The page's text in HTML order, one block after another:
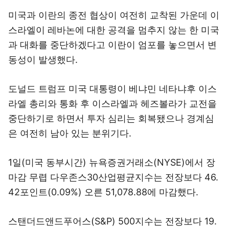
미국과 이란의 종전 협상이 여전히 교착된 가운데 이
스라엘이 레바논에 대한 공격을 멈추지 않는 한 미국
과 대화를 중단하겠다고 이란이 엄포를 놓으면서 변
동성이 발생했다.
도널드 트럼프 미국 대통령이 베냐민 네타냐후 이스
라엘 총리와 통화 후 이스라엘과 헤즈볼라가 교전을
중단하기로 하면서 투자 심리는 회복됐으나 경계심
은 여전히 남아 있는 분위기다.
1일(미국 동부시간) 뉴욕증권거래소(NYSE)에서 장
마감 무렵 다우존스30산업평균지수는 전장보다 46.
42포인트(0.09%) 오른 51,078.88에 마감했다.
스탠더드앤드푸어스(S&P) 500지수는 전장보다 19.